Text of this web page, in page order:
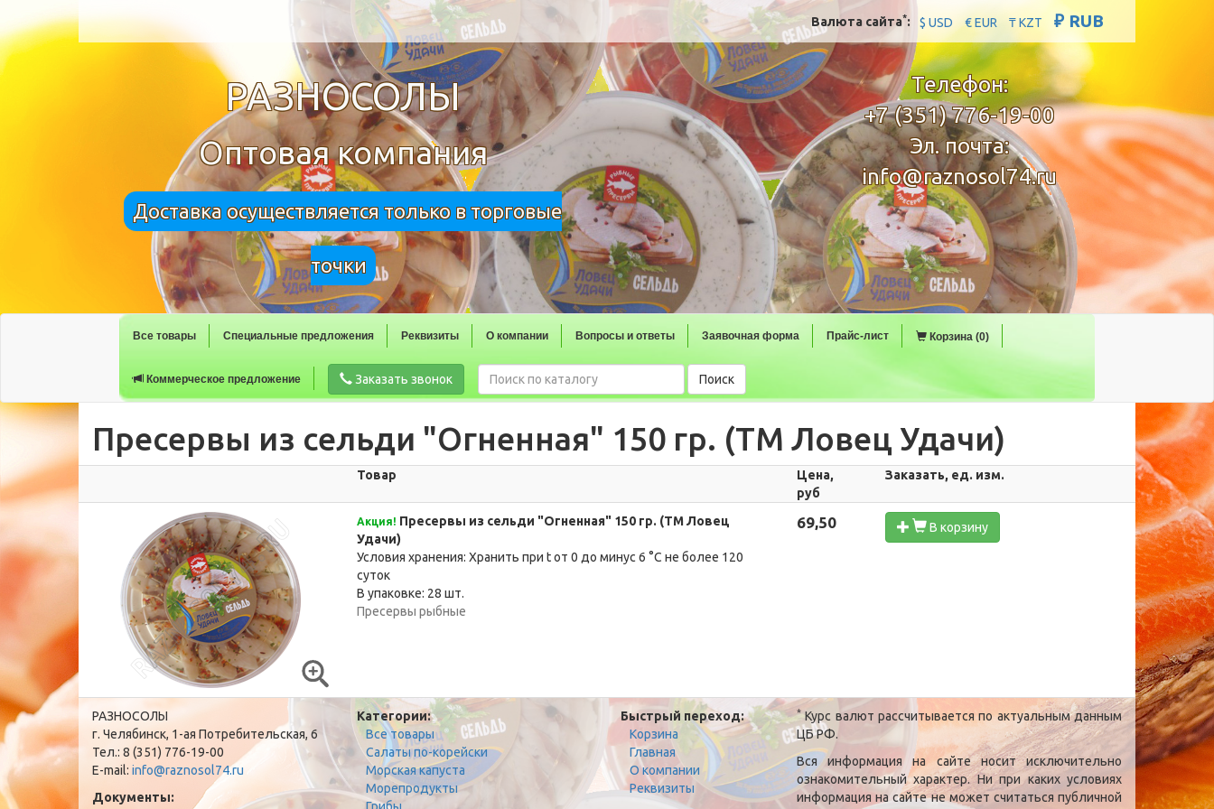
$ USD € EUR ₸ KZT ₽ RUB
Валюта сайта*:
РАЗНОСОЛЫ
Оптовая компания
Доставка осуществляется только в торговые
точки
Телефон:
+7 (351) 776-19-00
Эл. почта:
info@raznosol74.ru
Все товары Специальные предложения Реквизиты О компании Вопросы и ответы Заявочная форма Прайс-лист Корзина (0)
Коммерческое предложение Заказать звонок Поиск
Пресервы из сельди "Огненная" 150 гр. (ТМ Ловец Удачи)
Товар
Цена,
руб
Заказать, ед. изм.
Акция! Пресервы из сельди "Огненная" 150 гр. (ТМ Ловец
Удачи)
Условия хранения: Хранить при t от 0 до минус 6 °C не более 120
суток
В упаковке: 28 шт.
Пресервы рыбные
69,50 В корзину
РАЗНОСОЛЫ
г. Челябинск, 1-ая Потребительская, 6
Тел.: 8 (351) 776-19-00
E-mail: info@raznosol74.ru
Документы:
Категории:
Все товары
Салаты по-корейски
Морская капуста
Морепродукты
Быстрый переход:
Корзина
Главная
О компании
Реквизиты
*Курс валют рассчитывается по актуальным данным
ЦБ РФ.
Вся информация на сайте носит исключительно
ознакомительный характер. Ни при каких условиях
информация на сайте не может считаться публичной